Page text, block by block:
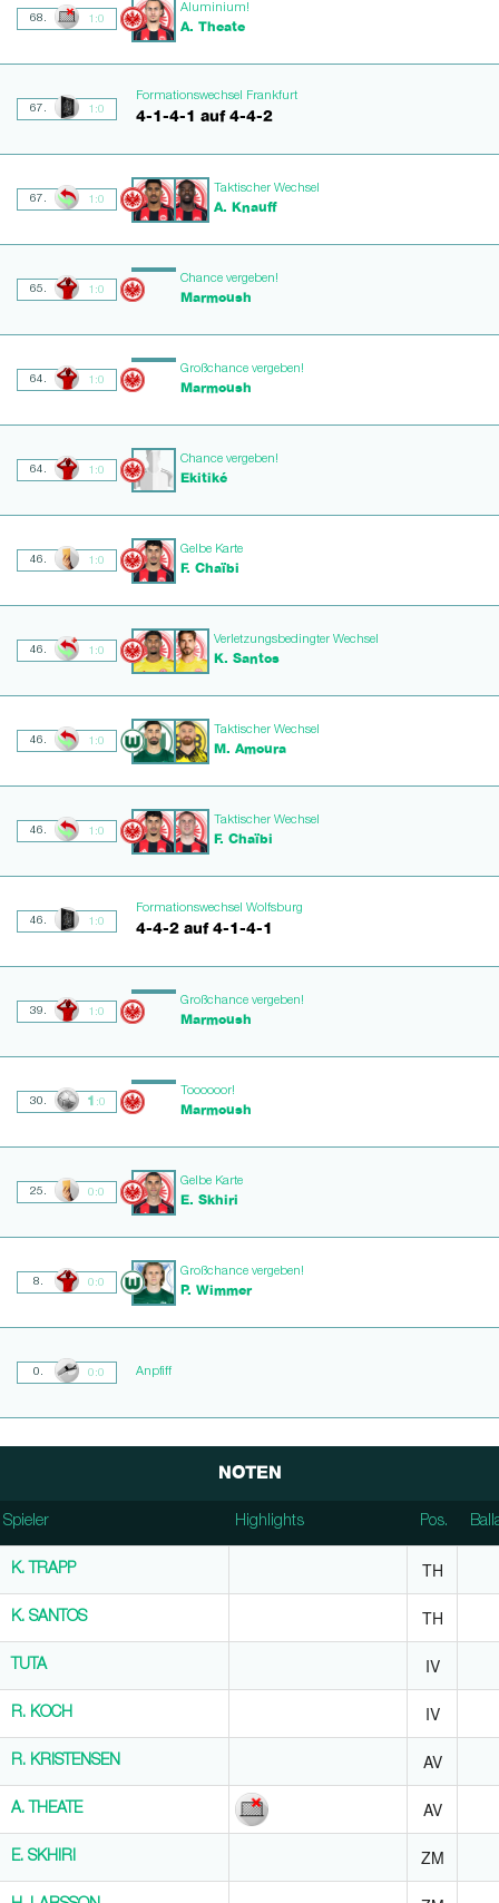
68. 1:0
Aluminium!
A. Theate
67. 1:0
Formationswechsel Frankfurt
4-1-4-1 auf 4-4-2
67. 1:0
Taktischer Wechsel
A. Knauff
65. 1:0
Chance vergeben!
Marmoush
64. 1:0
Großchance vergeben!
Marmoush
64. 1:0
Chance vergeben!
Ekitiké
46. 1:0
Gelbe Karte
F. Chaïbi
46. 1:0
Verletzungsbedingter Wechsel
K. Santos
46. 1:0
Taktischer Wechsel
M. Amoura
46. 1:0
Taktischer Wechsel
F. Chaïbi
46. 1:0
Formationswechsel Wolfsburg
4-4-2 auf 4-1-4-1
39. 1:0
Großchance vergeben!
Marmoush
30. 1 :0
Toooooor!
Marmoush
25. 0:0
Gelbe Karte
E. Skhiri
8. 0:0
Großchance vergeben!
P. Wimmer
0. 0:0 Anpfiff
NOTEN
Spieler Highlights Pos.
Spieler
Highlights Pos.
K. TRAPP
TH
K. SANTOS TH
TUTA IV
R. KOCH IV
R. KRISTENSEN AV
A. THEATE AV
E. SKHIRI ZM
Spieler
K. TRAPP
K. SANTOS
TUTA
R. KOCH
R. KRISTENSEN
A. THEATE
E. SKHIRI